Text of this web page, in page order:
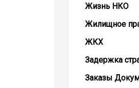
Жизнь НКО
Жилищное
ЖКХ
Задержка
Заказы